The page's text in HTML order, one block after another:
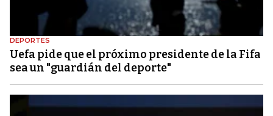
DEPORTES
Uefa pide que el próximo presidente de la Fifa
sea un "guardián del deporte"